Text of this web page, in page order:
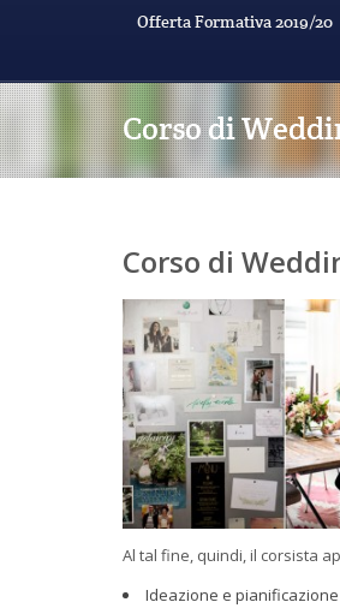
Offerta Formativa 2019/20
Corso di
Corso di
Al tal fine, quindi, il corsista
Ideazione e pianificazione